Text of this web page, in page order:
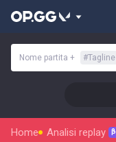
Nome partita + #Tagline
Home Analisi replay β